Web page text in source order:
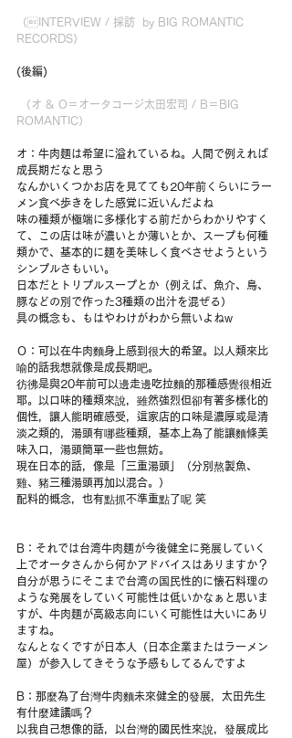
（INTERVIEW / 採訪  by BIG ROMANTIC
RECORDS）
(後編)
ROMANTIC）
オ：牛肉麺は希望に溢れているね。人間で例えれば
成長期だなと思う
なんかいくつかお店を見てても20年前くらいにラー
メン食べ歩きをした感覚に近いんだよね
味の種類が極端に多様化する前だからわかりやすく
て、この店は味が濃いとか薄いとか、スープも何種
類かで、基本的に麺を美味しく食べさせようという
シンプルさもいい。
日本だとトリプルスープとか（例えば、魚介、鳥、
豚などの別で作った3種類の出汁を混ぜる）
具の概念も、もはやわけがわから無いよねw
Ｏ：可以在牛肉麵身上感到很大的希望。以人類來比
喻的話我想就像是成長期吧。
彷彿是與20年前可以邊走邊吃拉麵的那種感覺很相近
耶。以口味的種類來說，雖然強烈但卻有著多樣化的
個性，讓人能明確感受，這家店的口味是濃厚或是清
淡之類的，湯頭有哪些種類，基本上為了能讓麵條美
味入口，湯頭簡單一些也無妨。
現在日本的話，像是「三重湯頭」（分別熬製魚、
雞、豬三種湯頭再加以混合。）
配料的概念，也有點抓不準重點了呢 笑
B：それでは台湾牛肉麺が今後健全に発展していく
上でオータさんから何かアドバイスはありますか？
自分が思うにそこまで台湾の国民性的に懐石料理の
ような発展をしていく可能性は低いかなぁと思いま
すが、牛肉麺が高級志向にいく可能性は大いにあり
ますね。
なんとなくですが日本人（日本企業またはラーメン
屋）が参入してきそうな予感もしてるんですよ
B：那麼為了台灣牛肉麵未來健全的發展，太田先生
有什麼建議嗎？
以我自己想像的話，以台灣的國民性來說，發展成比